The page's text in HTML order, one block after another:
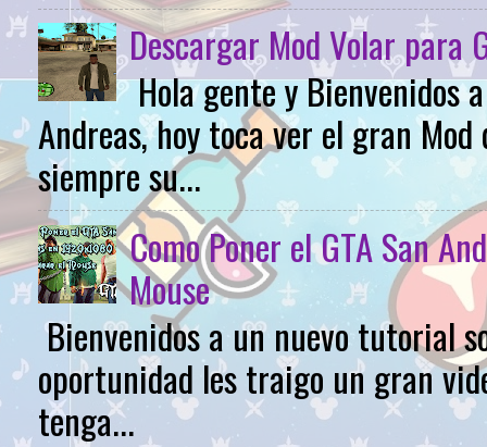
Descargar Mod Volar para
Hola gente y Bienvenidos
Andreas, hoy toca ver el gran
siempre su...
Como Poner el GTA San
Mouse
Bienvenidos a un nuevo tutorial
oportunidad les traigo un gran
tenga...